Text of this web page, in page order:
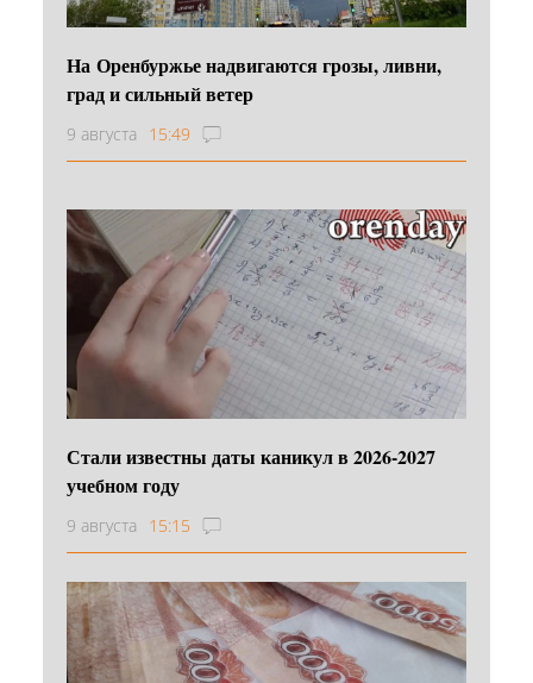
На Оренбуржье надвигаются грозы, ливни,
град и сильный ветер
9 августа 15:49
Стали известны даты каникул в 2026-2027
учебном году
9 августа 15:15